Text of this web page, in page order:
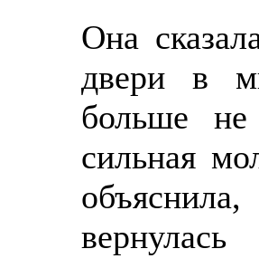
Она
двери в
больше не
сильная